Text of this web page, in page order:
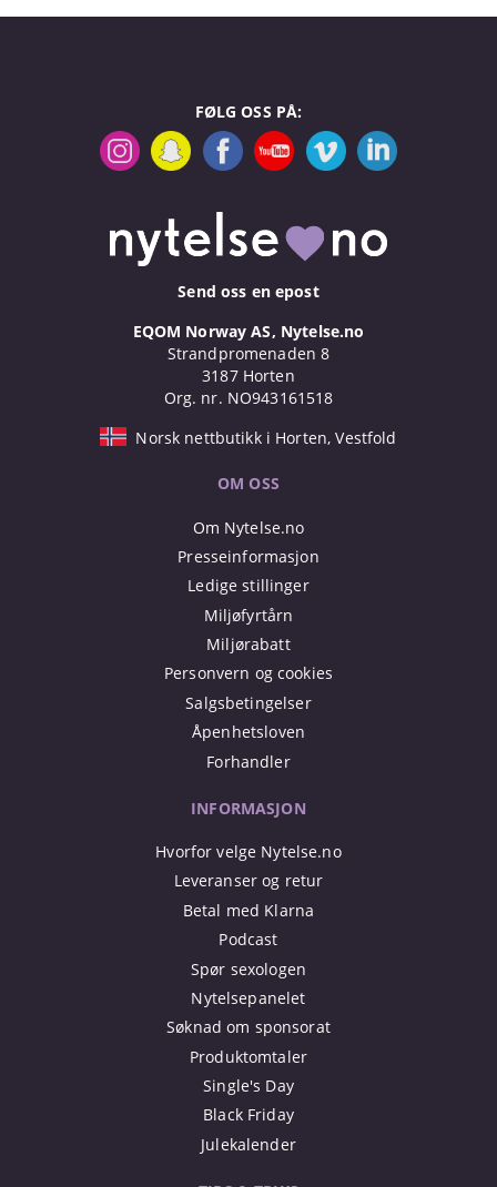
FØLG OSS PÅ:
Send oss en epost
EQOM Norway AS, Nytelse.no
Strandpromenaden 8
3187 Horten
Org. nr. NO943161518
Norsk nettbutikk i Horten, Vestfold
OM OSS
Om Nytelse.no
Presseinformasjon
Ledige stillinger
Miljøfyrtårn
Miljørabatt
Personvern og cookies
Salgsbetingelser
Åpenhetsloven
Forhandler
INFORMASJON
Hvorfor velge Nytelse.no
Leveranser og retur
Betal med Klarna
Podcast
Spør sexologen
Nytelsepanelet
Søknad om sponsorat
Produktomtaler
Single's Day
Black Friday
Julekalender